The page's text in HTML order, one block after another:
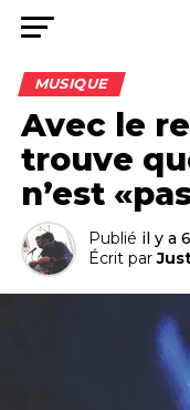
MUSIQUE
Avec le
trouve
n’est
Publié il y a
Écrit par